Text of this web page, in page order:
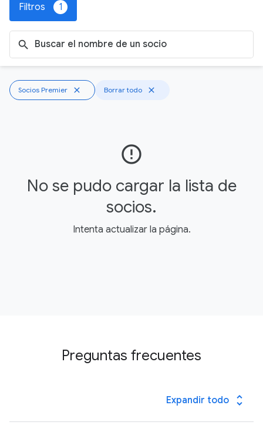
Filtros 1
search
Socios Premier close Borrar todo close
error_outline
No se pudo cargar la lista de
socios.
Intenta actualizar la página.
Preguntas frecuentes
Expandir todo unfold_more